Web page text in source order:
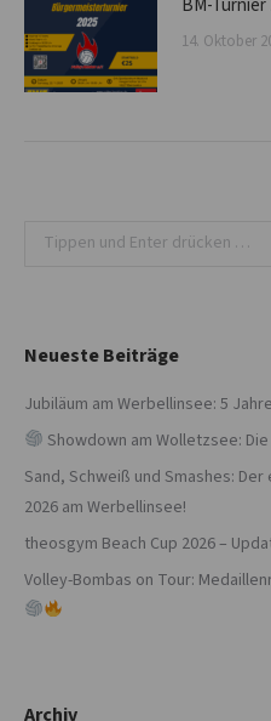
BM-Turnier
14. Oktober
Search:
Neueste Beiträge
Jubiläum am Werbellinsee: 5
Showdown am Wolletzsee:
Sand, Schweiß und Smashes:
2026 am Werbellinsee!
theosgym Beach Cup 2026 –
Volley-Bombas on Tour:
Archiv